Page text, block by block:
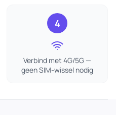
4
Verbind met 4G/5G —
geen SIM-wissel nodig